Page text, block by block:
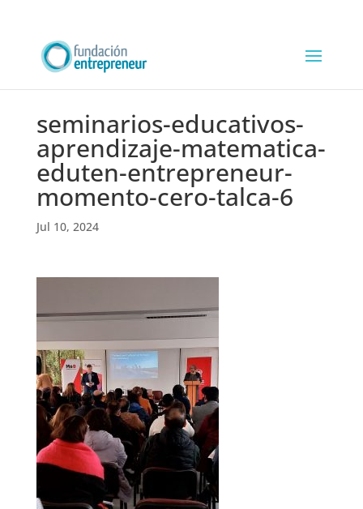
seminarios-educativos-
aprendizaje-matematica-
eduten-entrepreneur-
momento-cero-talca-6
Jul 10, 2024